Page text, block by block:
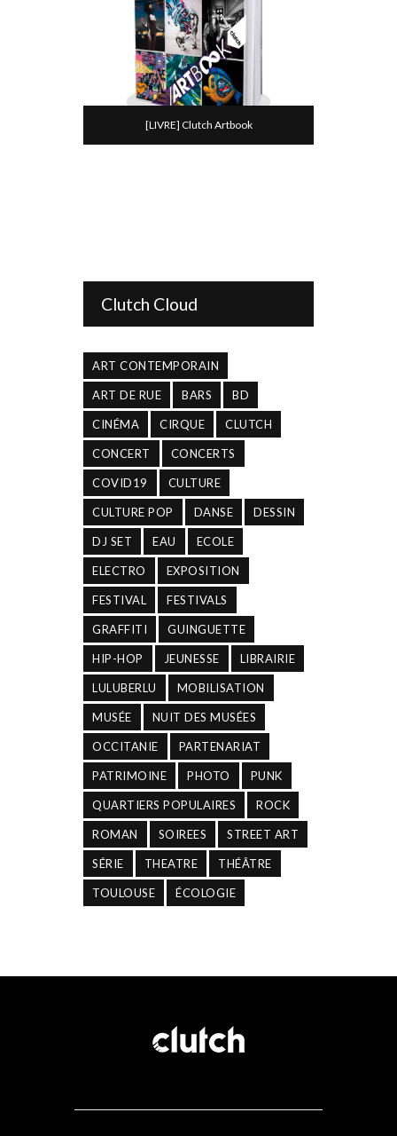
[LIVRE] Clutch Artbook
Clutch Cloud
ART CONTEMPORAIN
ART DE RUE BARS BD
CINÉMA CIRQUE CLUTCH
CONCERT CONCERTS
COVID19 CULTURE
CULTURE POP DANSE DESSIN
DJ SET EAU ECOLE
ELECTRO EXPOSITION
FESTIVAL FESTIVALS
GRAFFITI GUINGUETTE
HIP-HOP JEUNESSE LIBRAIRIE
LULUBERLU MOBILISATION
MUSÉE NUIT DES MUSÉES
OCCITANIE PARTENARIAT
PATRIMOINE PHOTO PUNK
QUARTIERS POPULAIRES ROCK
ROMAN SOIREES STREET ART
SÉRIE THEATRE THÉÂTRE
TOULOUSE ÉCOLOGIE